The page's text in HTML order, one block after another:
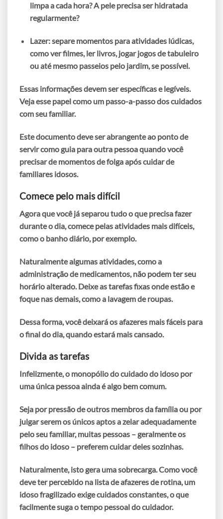
limpa a cada hora? A pele precisa ser hidratada
regularmente?
Lazer:separe momentos para atividades lúdicas,
como ver filmes, ler livros, jogar jogos de tabuleiro
ou até mesmo passeios pelo jardim, se possível.
Essas informações devem ser específicas e legíveis.
Veja esse papel como um passo-a-passo dos cuidados
com seu familiar.
Este documento deve ser abrangente ao ponto de
servir como guia para outra pessoa quando você
precisar de momentos de folga após cuidar de
familiares idosos.
Comece pelo mais difícil
Agora que você já separou tudo o que precisa fazer
durante o dia,comece pelas atividades mais difíceis,
como o banho diário, por exemplo.
Naturalmente algumas atividades, como a
administração de medicamentos, não podem ter seu
horário alterado. Deixe as tarefas fixas onde estão e
foque nas demais, como a lavagem de roupas.
Dessa forma, você deixará os afazeres mais fáceis para
o final do dia, quando estará mais cansado.
Divida as tarefas
Infelizmente, o monopólio do cuidado do idoso por
uma única pessoa ainda é algo bem comum.
Seja por pressão de outros membros da família ou por
julgar serem os únicos aptos a zelar adequadamente
pelo seu familiar, muitas pessoas – geralmente os
filhos do idoso – preferem cuidar deles sozinhas.
Naturalmente, isto gera uma sobrecarga. Como você
deve ter percebido na lista de afazeres de rotina, um
idoso fragilizado exige cuidados constantes, o que
facilmente suga o tempo pessoal do cuidador.